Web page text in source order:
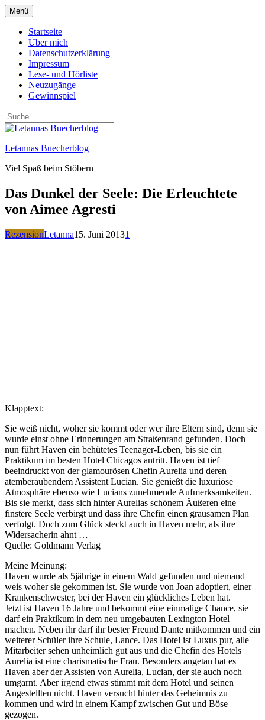
Zum
Inhalt
springen
Menü
Startseite
Über mich
Datenschutzerklärung
Impressum
Lese- und Hörliste
Neuzugänge
Gewinnspiel
Letannas Buecherblog
Viel Spaß beim Stöbern
Das Dunkel der Seele: Die Erleuchtete
von Aimee Agresti
RezensionLetanna15. Juni 20131
Klapptext:
Sie weiß nicht, woher sie kommt oder wer ihre Eltern sind, denn sie
wurde einst ohne Erinnerungen am Straßenrand gefunden. Doch
nun führt Haven ein behütetes Teenager-Leben, bis sie ein
Praktikum im besten Hotel Chicagos antritt. Haven ist tief
beeindruckt von der glamourösen Chefin Aurelia und deren
atemberaubendem Assistent Lucian. Sie genießt die luxuriöse
Atmosphäre ebenso wie Lucians zunehmende Aufmerksamkeiten.
Bis sie merkt, dass sich hinter Aurelias schönem Äußeren eine
finstere Seele verbirgt und dass ihre Chefin einen grausamen Plan
verfolgt. Doch zum Glück steckt auch in Haven mehr, als ihre
Widersacherin ahnt …
Quelle: Goldmann Verlag
Meine Meinung:
Haven wurde als 5jährige in einem Wald gefunden und niemand
weis woher sie gekommen ist. Sie wurde von Joan adoptiert, einer
Krankenschwester, bei der Haven ein glückliches Leben hat.
Jetzt ist Haven 16 Jahre und bekommt eine einmalige Chance, sie
darf ein Praktikum in dem neu umgebauten Lexington Hotel
machen. Neben ihr darf ihr bester Freund Dante mitkommen und ein
weiterer Schüler ihre Schule, Lance. Das Hotel ist Luxus pur, alle
Mitarbeiter sehen unheimlich gut aus und die Chefin des Hotels
Aurelia ist eine charismatische Frau. Besonders angetan hat es
Haven aber der Assisten von Aurelia, Lucian, der sie auch noch
umgarnt. Aber irgend etwas stimmt mit dem Hotel und seinen
Angestellten nicht. Haven versucht hinter das Geheimnis zu
kommen und wird in einem Kampf zwischen Gut und Böse
gezogen.